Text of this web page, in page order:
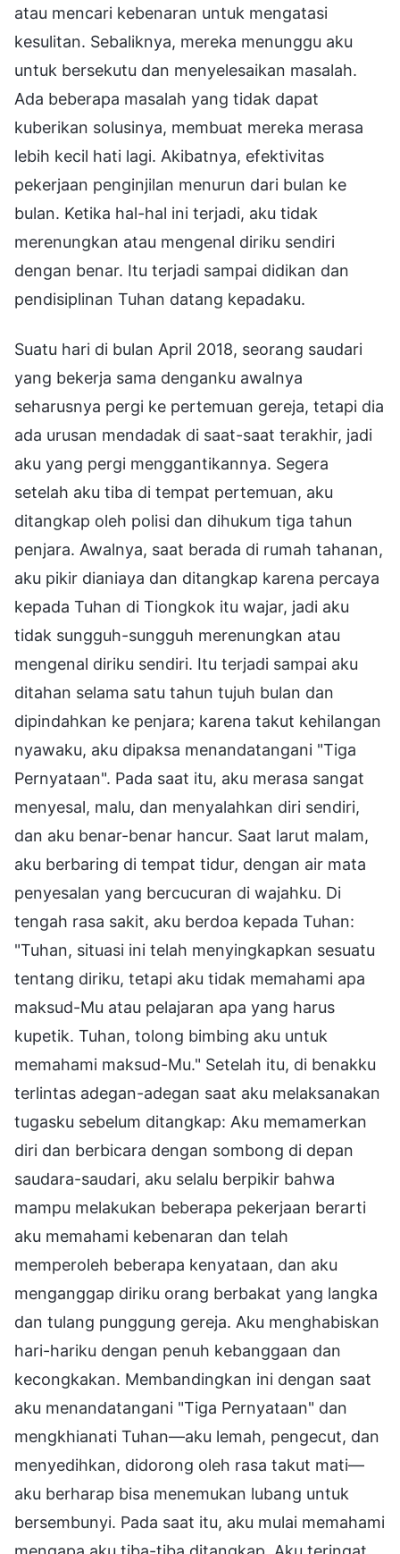
atau mencari kebenaran untuk mengatasi
kesulitan. Sebaliknya, mereka menunggu aku
untuk bersekutu dan menyelesaikan masalah.
Ada beberapa masalah yang tidak dapat
kuberikan solusinya, membuat mereka merasa
lebih kecil hati lagi. Akibatnya, efektivitas
pekerjaan penginjilan menurun dari bulan ke
bulan. Ketika hal-hal ini terjadi, aku tidak
merenungkan atau mengenal diriku sendiri
dengan benar. Itu terjadi sampai didikan dan
pendisiplinan Tuhan datang kepadaku.
Suatu hari di bulan April 2018, seorang saudari
yang bekerja sama denganku awalnya
seharusnya pergi ke pertemuan gereja, tetapi dia
ada urusan mendadak di saat-saat terakhir, jadi
aku yang pergi menggantikannya. Segera
setelah aku tiba di tempat pertemuan, aku
ditangkap oleh polisi dan dihukum tiga tahun
penjara. Awalnya, saat berada di rumah tahanan,
aku pikir dianiaya dan ditangkap karena percaya
kepada Tuhan di Tiongkok itu wajar, jadi aku
tidak sungguh-sungguh merenungkan atau
mengenal diriku sendiri. Itu terjadi sampai aku
ditahan selama satu tahun tujuh bulan dan
dipindahkan ke penjara; karena takut kehilangan
nyawaku, aku dipaksa menandatangani "Tiga
Pernyataan". Pada saat itu, aku merasa sangat
menyesal, malu, dan menyalahkan diri sendiri,
dan aku benar-benar hancur. Saat larut malam,
aku berbaring di tempat tidur, dengan air mata
penyesalan yang bercucuran di wajahku. Di
tengah rasa sakit, aku berdoa kepada Tuhan:
"Tuhan, situasi ini telah menyingkapkan sesuatu
tentang diriku, tetapi aku tidak memahami apa
maksud-Mu atau pelajaran apa yang harus
kupetik. Tuhan, tolong bimbing aku untuk
memahami maksud-Mu." Setelah itu, di benakku
terlintas adegan-adegan saat aku melaksanakan
tugasku sebelum ditangkap: Aku memamerkan
diri dan berbicara dengan sombong di depan
saudara-saudari, aku selalu berpikir bahwa
mampu melakukan beberapa pekerjaan berarti
aku memahami kebenaran dan telah
memperoleh beberapa kenyataan, dan aku
menganggap diriku orang berbakat yang langka
dan tulang punggung gereja. Aku menghabiskan
hari-hariku dengan penuh kebanggaan dan
kecongkakan. Membandingkan ini dengan saat
aku menandatangani "Tiga Pernyataan" dan
mengkhianati Tuhan—aku lemah, pengecut, dan
menyedihkan, didorong oleh rasa takut mati—
aku berharap bisa menemukan lubang untuk
bersembunyi. Pada saat itu, aku mulai memahami